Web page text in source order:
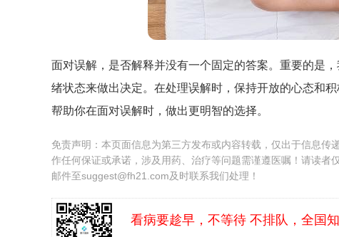
面对误解，是否解释并没有一个固定的答案。重要的是
绪状态来做出决定。在处理误解时，保持开放的心态和
帮助你在面对误解时，做出更明智的选择。
免责声明：本页面信息为第三方发布或内容转载，仅出于信息
作任何保证或承诺，涉及用药、治疗等问题需谨遵医嘱！请读
邮件至suggest@fh21.com及时联系我们处理！
看病要趁早，不等待 不排队，全国